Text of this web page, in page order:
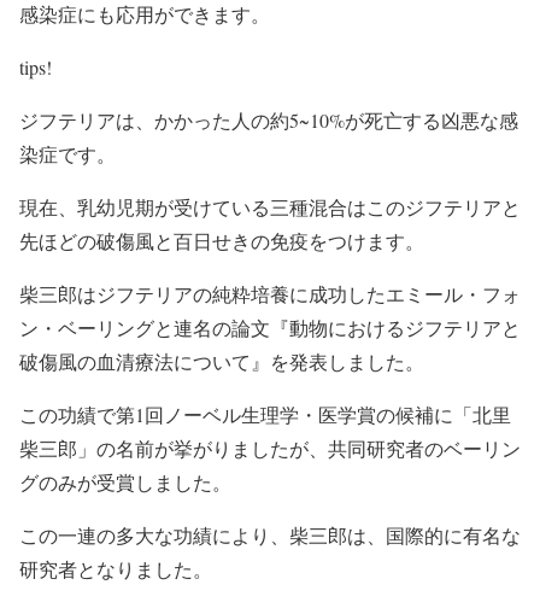
感染症にも応用ができます。
tips!
ジフテリアは、かかった人の約5~10%が死亡する凶悪な感
染症です。
現在、乳幼児期が受けている三種混合はこのジフテリアと
先ほどの破傷風と百日せきの免疫をつけます。
柴三郎はジフテリアの純粋培養に成功したエミール・フォ
ン・ベーリングと連名の論文『動物におけるジフテリアと
破傷風の血清療法について』を発表しました。
この功績で第1回ノーベル生理学・医学賞の候補に「北里
柴三郎」の名前が挙がりましたが、共同研究者のベーリン
グのみが受賞しました。
この一連の多大な功績により、柴三郎は、国際的に有名な
研究者となりました。